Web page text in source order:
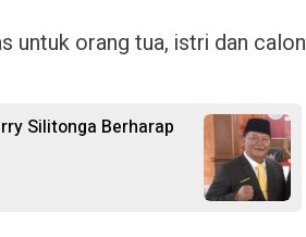
untuk orang tua, istri dan calon
Silitonga Berharap